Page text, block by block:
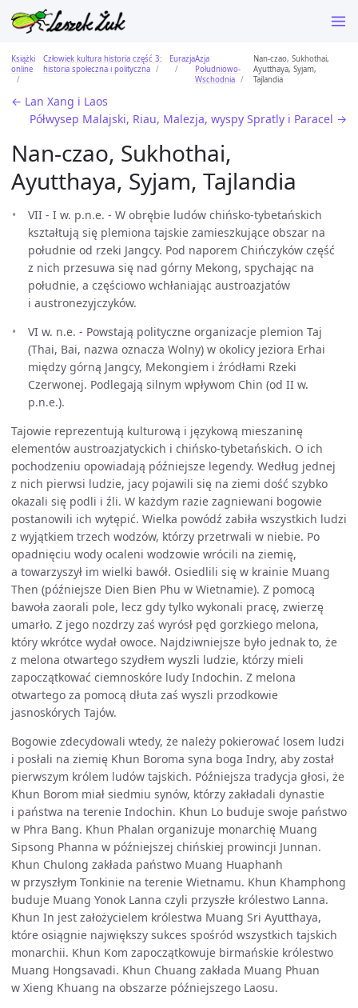
Książki
online
Człowiek kultura historia część 3:
historia społeczna i polityczna
EurazjaAzja
Południowo-
Wschodnia
Nan-czao, Sukhothai,
Ayutthaya, Syjam,
Tajlandia
← Lan Xang i Laos
Półwysep Malajski, Riau, Malezja, wyspy Spratly i Paracel →
Nan-czao, Sukhothai,
Ayutthaya, Syjam, Tajlandia
VII - I w. p.n.e. - W obrębie ludów chińsko-tybetańskich
kształtują się plemiona tajskie zamieszkujące obszar na
południe od rzeki Jangcy. Pod naporem Chińczyków część
z nich przesuwa się nad górny Mekong, spychając na
południe, a częściowo wchłaniając austroazjatów
i austronezyjczyków.
VI w. n.e. - Powstają polityczne organizacje plemion Taj
(Thai, Bai, nazwa oznacza Wolny) w okolicy jeziora Erhai
między górną Jangcy, Mekongiem i źródłami Rzeki
Czerwonej. Podlegają silnym wpływom Chin (od II w.
p.n.e.).
Tajowie reprezentują kulturową i językową mieszaninę
elementów austroazjatyckich i chińsko-tybetańskich. O ich
pochodzeniu opowiadają późniejsze legendy. Według jednej
z nich pierwsi ludzie, jacy pojawili się na ziemi dość szybko
okazali się podli i źli. W każdym razie zagniewani bogowie
postanowili ich wytępić. Wielka powódź zabiła wszystkich ludzi
z wyjątkiem trzech wodzów, którzy przetrwali w niebie. Po
opadnięciu wody ocaleni wodzowie wrócili na ziemię,
a towarzyszył im wielki bawół. Osiedlili się w krainie Muang
Then (późniejsze Dien Bien Phu w Wietnamie). Z pomocą
bawoła zaorali pole, lecz gdy tylko wykonali pracę, zwierzę
umarło. Z jego nozdrzy zaś wyrósł pęd gorzkiego melona,
który wkrótce wydał owoce. Najdziwniejsze było jednak to, że
z melona otwartego szydłem wyszli ludzie, którzy mieli
zapoczątkować ciemnoskóre ludy Indochin. Z melona
otwartego za pomocą dłuta zaś wyszli przodkowie
jasnoskórych Tajów.
Bogowie zdecydowali wtedy, że należy pokierować losem ludzi
i posłali na ziemię Khun Boroma syna boga Indry, aby został
pierwszym królem ludów tajskich. Późniejsza tradycja głosi, że
Khun Borom miał siedmiu synów, którzy zakładali dynastie
i państwa na terenie Indochin. Khun Lo buduje swoje państwo
w Phra Bang. Khun Phalan organizuje monarchię Muang
Sipsong Phanna w późniejszej chińskiej prowincji Junnan.
Khun Chulong zakłada państwo Muang Huaphanh
w przyszłym Tonkinie na terenie Wietnamu. Khun Khamphong
buduje Muang Yonok Lanna czyli przyszłe królestwo Lanna.
Khun In jest założycielem królestwa Muang Sri Ayutthaya,
które osiągnie największy sukces spośród wszystkich tajskich
monarchii. Khun Kom zapoczątkowuje birmańskie królestwo
Muang Hongsavadi. Khun Chuang zakłada Muang Phuan
w Xieng Khuang na obszarze późniejszego Laosu.